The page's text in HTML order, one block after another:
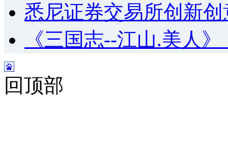
悉尼证券交易所创新
《三国志--江山.美人
回顶部